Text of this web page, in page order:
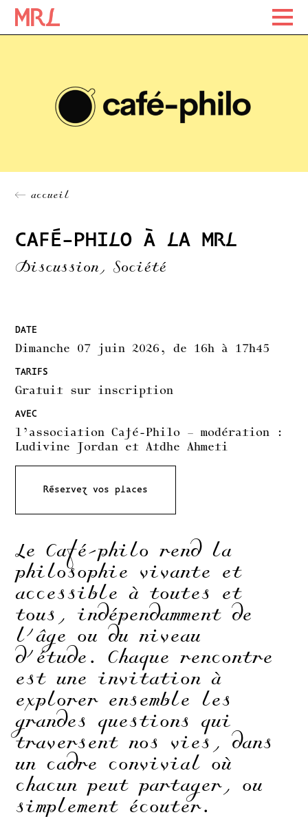
Maison Rousseau Littérature
Maison Rousseau Littérature
← accueil
CAFÉ-PHILO À LA MRL
Discussion, Société
DATE
Dimanche 07 juin 2026, de 16h à 17h45
TARIFS
Gratuit sur inscription
AVEC
l’association Café-Philo – modération :
Ludivine Jordan et Atdhe Ahmeti
Réservez vos places
Le Café-philo rend la
philosophie vivante et
accessible à toutes et
tous, indépendamment de
l’âge ou du niveau
d’étude. Chaque rencontre
est une invitation à
explorer ensemble les
grandes questions qui
traversent nos vies, dans
un cadre convivial où
chacun peut partager, ou
simplement écouter.